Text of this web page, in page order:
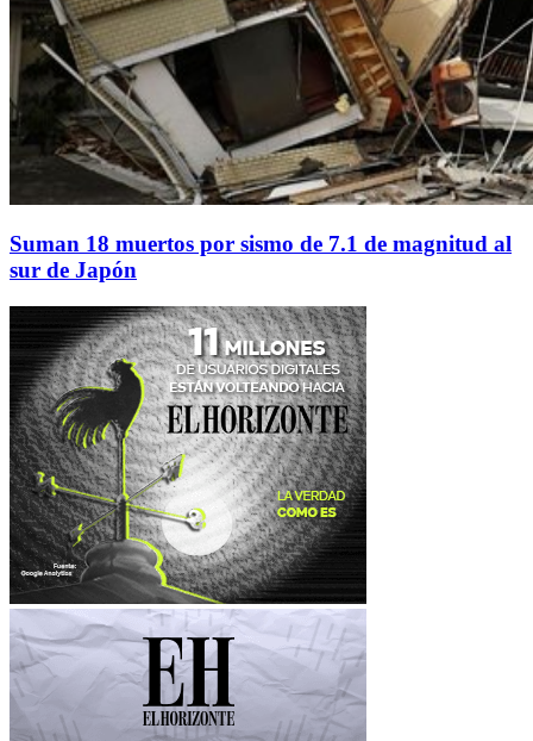
Suman 18 muertos por sismo de 7.1 de magnitud al
sur de Japón